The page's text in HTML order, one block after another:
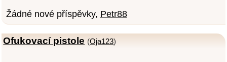
Žádné nové příspěvky, Petr88
Ofukovací pistole (Oja123)